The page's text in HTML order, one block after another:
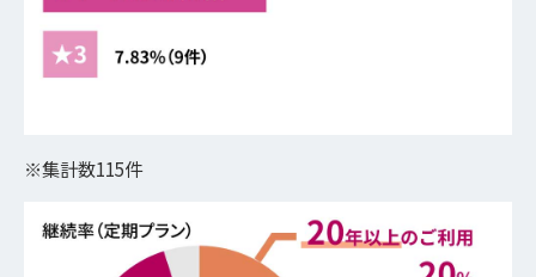
※集計数115件